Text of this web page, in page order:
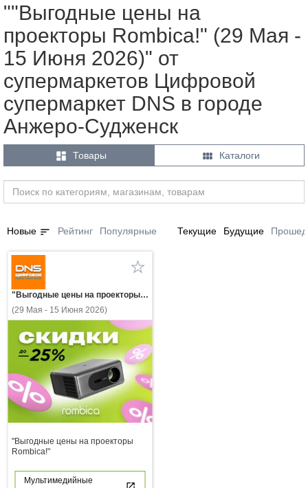
""Выгодные цены на
проекторы Rombica!" (29 Мая -
15 Июня 2026)" от
супермаркетов Цифровой
супермаркет DNS в городе
Анжеро-Судженск
 Товары  Каталоги
Новые sort Рейтинг Популярные Текущие Будущие
"Выгодные цены на проекторы Rombica!"
(29 Мая - 15 Июня 2026)
"Выгодные цены на проекторы
Rombica!"
Мультимедийные